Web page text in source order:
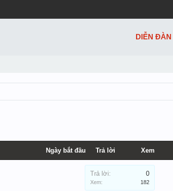
Ngày bắt đầu Trả lời Xem
Trả lời: 0
Xem: 182
DIỄN ĐÀN